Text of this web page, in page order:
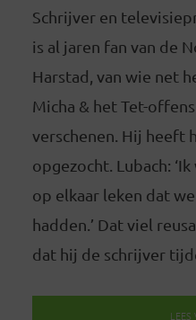
Schrijver en
is al jaren fan van de
Harstad, van wie net
Micha & het Tet-
verschenen. Hij heeft
opgezocht. Lubach:
op elkaar leken dat
hadden.’ Dat viel
dat hij de schrijver
LEES